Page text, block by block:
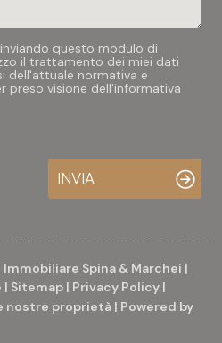
questo modulo di
il trattamento dei miei dati
dell'attuale normativa e
preso visione dell'informativa
INVIA
Spina & Marchei |
| Sitemap | Privacy Policy |
nostre proprietà | Powered by